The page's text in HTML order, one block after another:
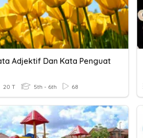
Adjektif Dan Kata Penguat
20 T 5th - 6th 68